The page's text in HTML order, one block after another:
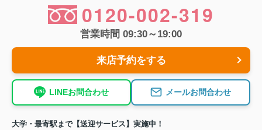
0120-002-319
営業時間 09:30～19:00
来店予約をする
LINEお問合わせ メールお問合わせ
大学・最寄駅まで【送迎サービス】実施中！